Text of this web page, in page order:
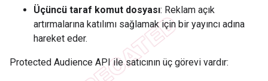
Üçüncü taraf komut dosyası: Reklam açık
artırmalarına katılımı sağlamak için bir yayıncı adına
hareket eder.
Protected Audience API ile satıcının üç görevi vardır: